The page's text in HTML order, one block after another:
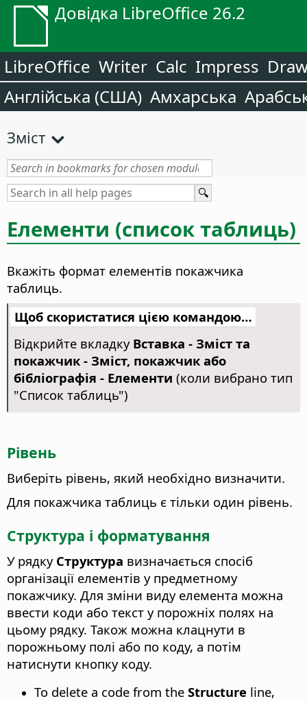
Довідка LibreOffice 26.2
LibreOffice Writer Calc Impress
Англійська (США) Амхарська
Зміст
Елементи (список таблиць)
Вкажіть формат елементів покажчика
таблиць.
Щоб скористатися цією командою…
Відкрийте вкладку Вставка - Зміст та
покажчик - Зміст, покажчик або
бібліографія - Елементи (коли вибрано тип
"Список таблиць")
Рівень
Виберіть рівень, який необхідно визначити.
Для покажчика таблиць є тільки один рівень.
Структура і форматування
У рядку Структура визначається спосіб
організації елементів у предметному
покажчику. Для зміни виду елемента можна
ввести коди або текст у порожніх полях на
цьому рядку. Також можна клацнути в
порожньому полі або по коду, а потім
натиснути кнопку коду.
To delete a code from the Structure line,